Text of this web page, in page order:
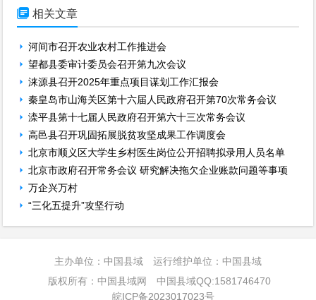
 相关文章
河间市召开农业农村工作推进会
望都县委审计委员会召开第九次会议
涞源县召开2025年重点项目谋划工作汇报会
秦皇岛市山海关区第十六届人民政府召开第70次常务会议
滦平县第十七届人民政府召开第六十三次常务会议
高邑县召开巩固拓展脱贫攻坚成果工作调度会
北京市顺义区大学生乡村医生岗位公开招聘拟录用人员名单
北京市政府召开常务会议 研究解决拖欠企业账款问题等事项
万企兴万村
“三化五提升”攻坚行动
主办单位：中国县域 运行维护单位：中国县域
版权所有：中国县域网 中国县域QQ:1581746470
皖ICP备2023017023号